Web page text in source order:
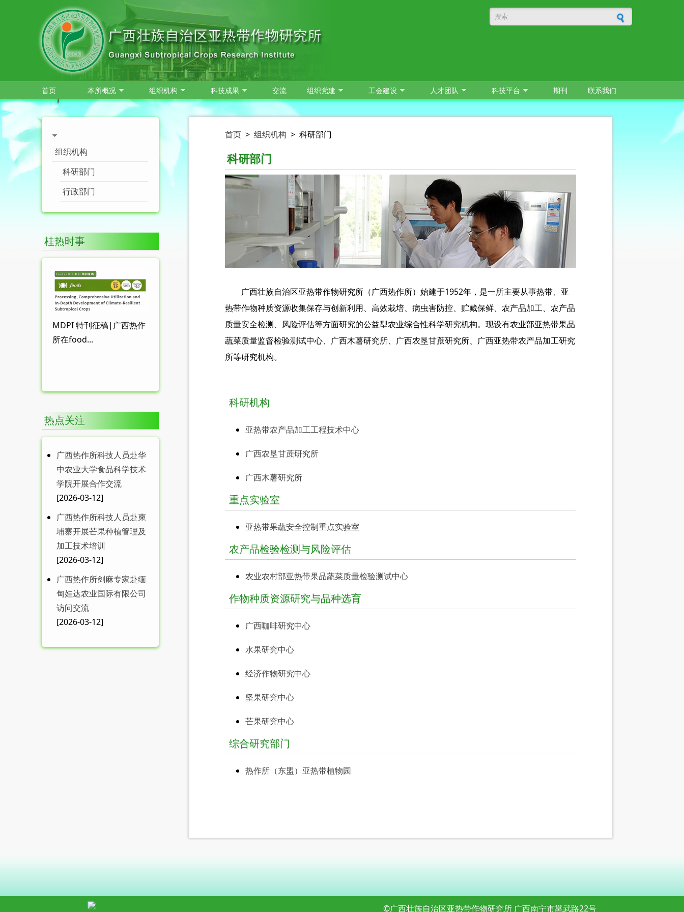
搜索表单
首页 本所概况 组织机构 科技成果 交流 组织党建 工会建设 人才团队 科技平台 期刊 联系我们
组织机构
科研部门
行政部门
桂热时事
MDPI 特刊征稿|广西热作
所在food...
热点关注
广西热作所科技人员赴华
中农业大学食品科学技术
学院开展合作交流
[2026-03-12]
广西热作所科技人员赴柬
埔寨开展芒果种植管理及
加工技术培训
[2026-03-12]
广西热作所剑麻专家赴缅
甸娃达农业国际有限公司
访问交流
[2026-03-12]
首页 > 组织机构 > 科研部门
科研部门
广西壮族自治区亚热带作物研究所（广西热作所）始建于1952年，是一所主要从事热带、亚
热带作物种质资源收集保存与创新利用、高效栽培、病虫害防控、贮藏保鲜、农产品加工、农产品
质量安全检测、风险评估等方面研究的公益型农业综合性科学研究机构。现设有农业部亚热带果品
蔬菜质量监督检验测试中心、广西木薯研究所、广西农垦甘蔗研究所、广西亚热带农产品加工研究
所等研究机构。
科研机构
亚热带农产品加工工程技术中心
广西农垦甘蔗研究所
广西木薯研究所
重点实验室
亚热带果蔬安全控制重点实验室
农产品检验检测与风险评估
农业农村部亚热带果品蔬菜质量检验测试中心
作物种质资源研究与品种选育
广西咖啡研究中心
水果研究中心
经济作物研究中心
坚果研究中心
芒果研究中心
综合研究部门
热作所（东盟）亚热带植物园
©广西壮族自治区亚热带作物研究所 广西南宁市邕武路22号